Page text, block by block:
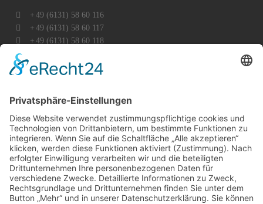
+ 49 (6131) 58 60 116
+ 49 (6131) 58 60 117
+ 49 (6131) 58 60 118